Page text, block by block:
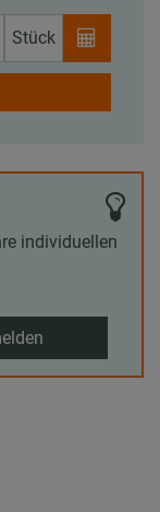
Stück
individuellen